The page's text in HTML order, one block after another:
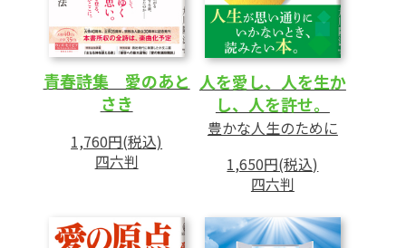
青春詩集 愛のあと
さき
1,760円(税込)
四六判
人を愛し、人を生か
し、人を許せ。
豊かな人生のために
1,650円(税込)
四六判